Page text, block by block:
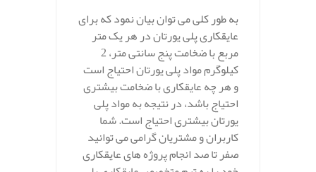
به طور کلی می توان بیان نمود که برای
عایقکاری پلی یورتان در هر یک متر
مربع با ضخامت پنج سانتی متر، 2
کیلوگرم مواد پلی یورتان احتیاج است
و هر چه عایقکاری با ضخامت بیشتری
احتیاج باشد، در نتیجه به مواد پلی
یورتان بیشتری احتیاج است. شما
کاربران و مشتریان گرامی می توانید
صفر تا صد انجام پروژه های عایقکاری